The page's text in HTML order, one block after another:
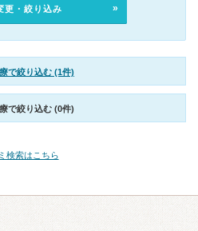
更・絞り込み
で絞り込む (1件)
で絞り込む (0件)
検索はこちら